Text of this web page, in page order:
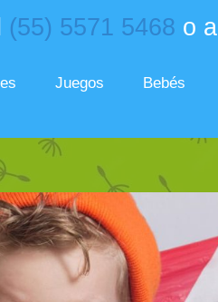
(55) 5571 5468 o al
Juegos Bebés